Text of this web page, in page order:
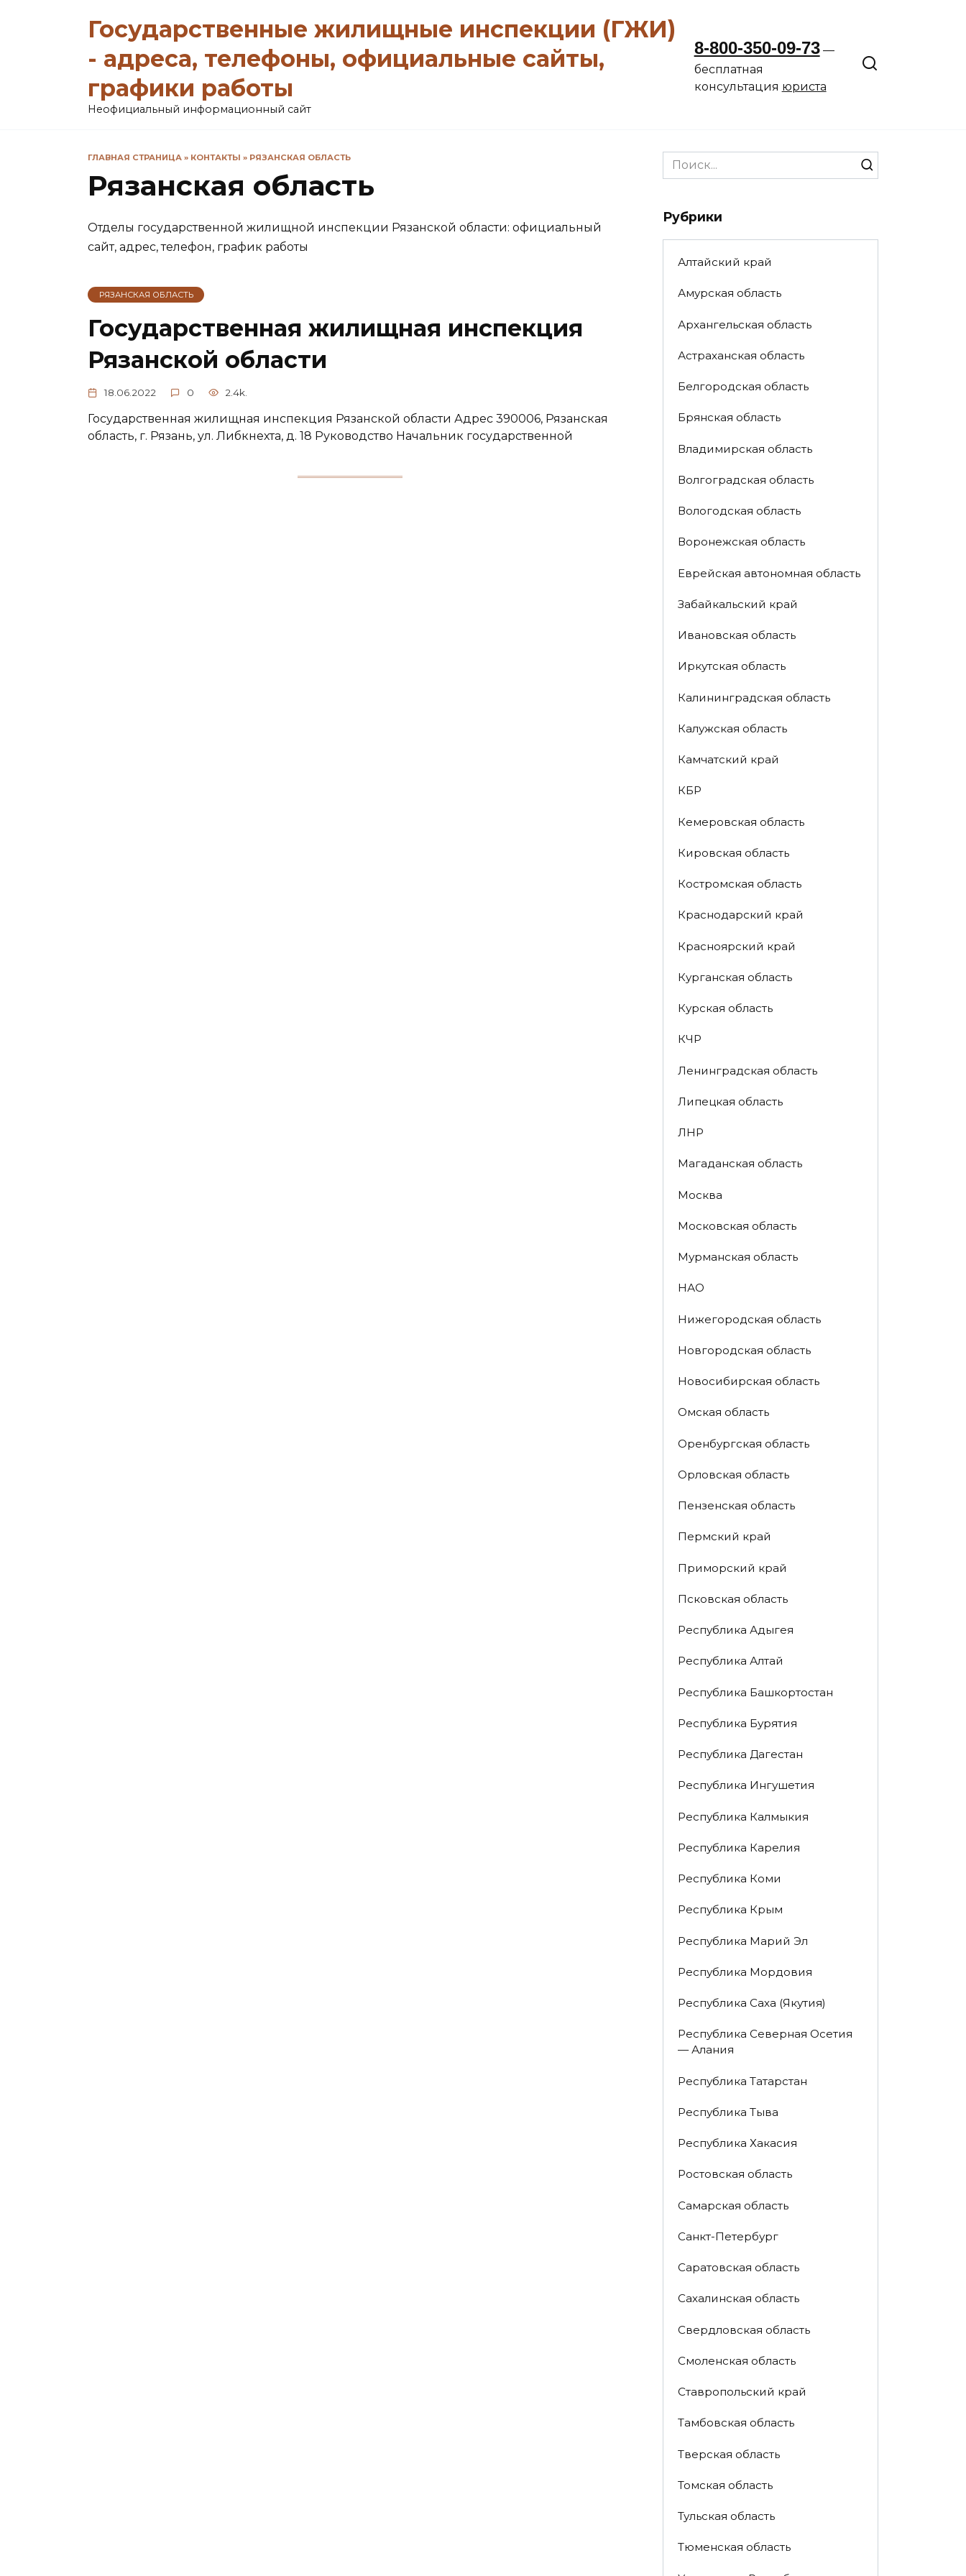
Государственные жилищные инспекции (ГЖИ)
- адреса, телефоны, официальные сайты,
графики работы
Неофициальный информационный сайт
8-800-350-09-73—
бесплатная
консультация юриста
ГЛАВНАЯ СТРАНИЦА » КОНТАКТЫ » РЯЗАНСКАЯ ОБЛАСТЬ
Рязанская область
Отделы государственной жилищной инспекции Рязанской области: официальный
сайт, адрес, телефон, график работы
РЯЗАНСКАЯ ОБЛАСТЬ
Государственная жилищная инспекция
Рязанской области
18.06.2022 0 2.4k.
Государственная жилищная инспекция Рязанской области Адрес 390006, Рязанская
область, г. Рязань, ул. Либкнехта, д. 18 Руководство Начальник государственной
Search
for:
Рубрики
Алтайский край
Амурская область
Архангельская область
Астраханская область
Белгородская область
Брянская область
Владимирская область
Волгоградская область
Вологодская область
Воронежская область
Еврейская автономная область
Забайкальский край
Ивановская область
Иркутская область
Калининградская область
Калужская область
Камчатский край
КБР
Кемеровская область
Кировская область
Костромская область
Краснодарский край
Красноярский край
Курганская область
Курская область
КЧР
Ленинградская область
Липецкая область
ЛНР
Магаданская область
Москва
Московская область
Мурманская область
НАО
Нижегородская область
Новгородская область
Новосибирская область
Омская область
Оренбургская область
Орловская область
Пензенская область
Пермский край
Приморский край
Псковская область
Республика Адыгея
Республика Алтай
Республика Башкортостан
Республика Бурятия
Республика Дагестан
Республика Ингушетия
Республика Калмыкия
Республика Карелия
Республика Коми
Республика Крым
Республика Марий Эл
Республика Мордовия
Республика Саха (Якутия)
Республика Северная Осетия
— Алания
Республика Татарстан
Республика Тыва
Республика Хакасия
Ростовская область
Самарская область
Санкт-Петербург
Саратовская область
Сахалинская область
Свердловская область
Смоленская область
Ставропольский край
Тамбовская область
Тверская область
Томская область
Тульская область
Тюменская область